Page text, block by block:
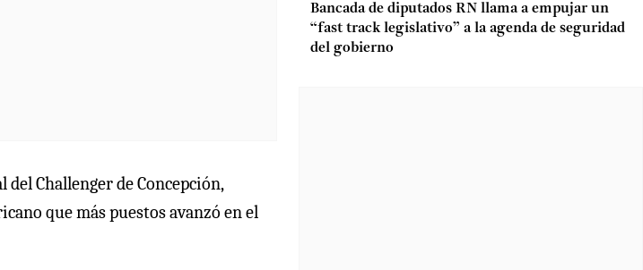
Challenger de Concepción,
que más puestos avanzó en el
Bancada de diputados RN llama a empujar un
“fast track legislativo” a la agenda de seguridad
del gobierno